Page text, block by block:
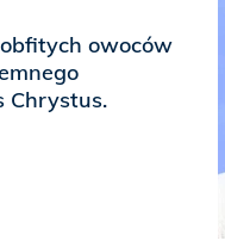
owoców
Chrystus.